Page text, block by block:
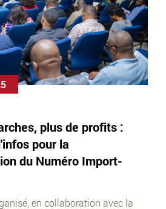
plus de profits :
pour la
du Numéro Import-
en collaboration avec la